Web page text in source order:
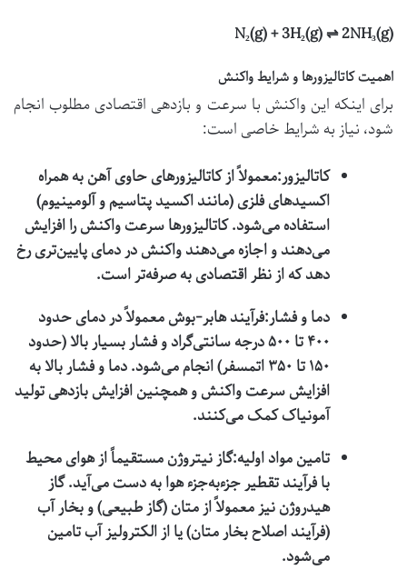
N₂(g) + 3H₂(g) ⇌ 2NH₃(g)
اهمیت کاتالیزورها و شرایط واکنش
برای اینکه این واکنش با سرعت و بازدهی اقتصادی مطلوب انجام
شود، نیاز به شرایط خاصی است:
کاتالیزور:معمولاً از کاتالیزورهای حاوی آهن به همراه
اکسیدهای فلزی (مانند اکسید پتاسیم و آلومینیوم)
استفاده می‌شود. کاتالیزورها سرعت واکنش را افزایش
می‌دهند و اجازه می‌دهند واکنش در دمای پایین‌تری رخ
دهد که از نظر اقتصادی به صرفه‌تر است.
دما و فشار:فرآیند هابر-بوش معمولاً در دمای حدود
۴۰۰ تا ۵۰۰ درجه سانتی‌گراد و فشار بسیار بالا (حدود
۱۵۰ تا ۳۵۰ اتمسفر) انجام می‌شود. دما و فشار بالا به
افزایش سرعت واکنش و همچنین افزایش بازدهی تولید
آمونیاک کمک می‌کنند.
تامین مواد اولیه:گاز نیتروژن مستقیماً از هوای محیط
با فرآیند تقطیر جزءبه‌جزء هوا به دست می‌آید. گاز
هیدروژن نیز معمولاً از متان (گاز طبیعی) و بخار آب
(فرآیند اصلاح بخار متان) یا از الکترولیز آب تامین
می‌شود.